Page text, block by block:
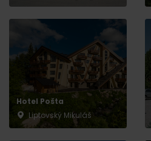
Hotel Pošta
Liptovský Mikuláš